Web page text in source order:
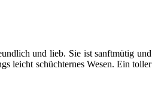
und lieb. Sie ist sanftmütig und
leicht schüchternes Wesen. Ein toller